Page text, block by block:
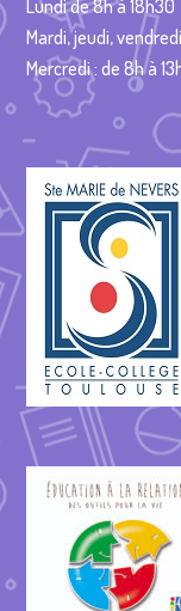
Lundi de 8h à 18h30
Mardi, jeudi,
Mercredi : de 8h à